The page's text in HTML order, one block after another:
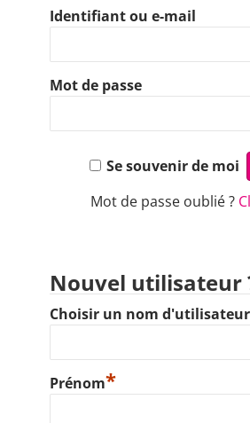
Identifiant ou e-mail
Mot de passe
Se souvenir de moi
Mot de passe oublié ?
Nouvel utilisateur
Choisir un nom d'utilisateur
Prénom*